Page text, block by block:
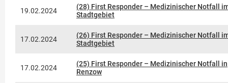
19.02.2024
(28) First Responder – Medizinischer Notfall
Stadtgebiet
17.02.2024
(26) First Responder – Medizinischer Notfall
Stadtgebiet
17.02.2024
(25) First Responder – Medizinischer Notfall in
Renzow